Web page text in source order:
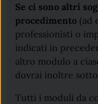
Se ci sono altri
procedimento (ad
professionisti o
indicati in
altro modulo a
dovrai inoltre
Tutti i moduli da